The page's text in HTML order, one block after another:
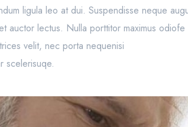
ligula leo at dui. Suspendisse neque
auctor lectus. Nulla porttitor maximus
velit, nec porta nequenisi
scelerisuqe.